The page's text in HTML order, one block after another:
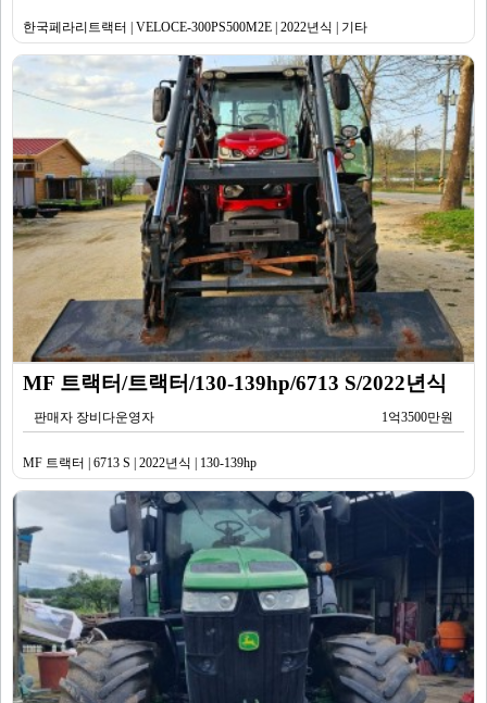
한국페라리트랙터 | VELOCE-300PS500M2E | 2022년식 | 기타
MF 트랙터/트랙터/130-139hp/6713 S/2022년식
판매자 장비다운영자 1억3500만원
MF 트랙터 | 6713 S | 2022년식 | 130-139hp